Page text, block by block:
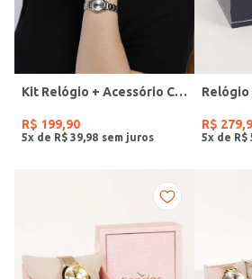
Kit Relógio + Acessório Condor Feminino PRATA
R$ 199,90
5x de R$ 39 98
R$ 279,
5x de R$